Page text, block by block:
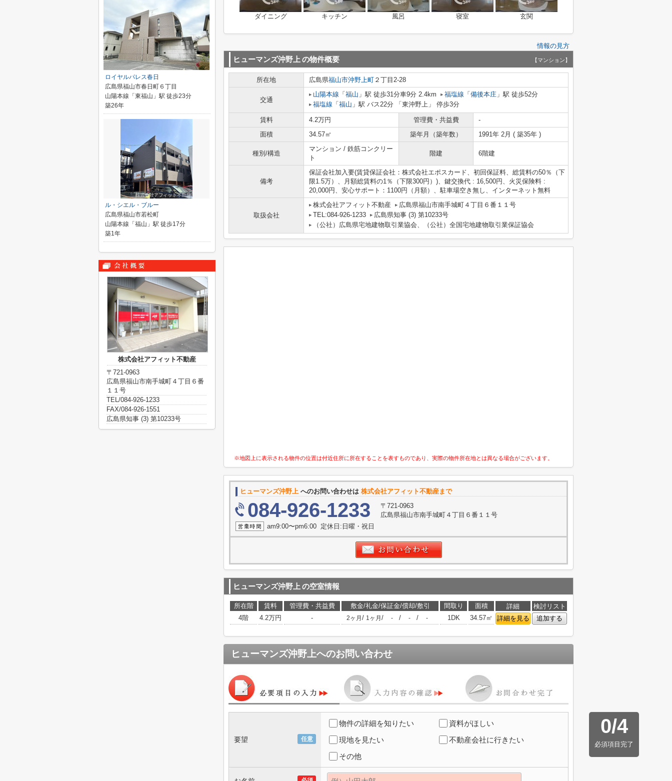
ダイニング キッチン 風呂 寝室 玄関
情報の見方
ヒューマンズ沖野上 の物件概要 【マンション】
所在地 広島県福山市沖野上町 ２丁目2-28
交通
山陽本線 「 福山 」駅 徒歩31分車9分 2.4km 福塩線 「 備後本庄 」駅 徒歩52分
福塩線 「 福山 」駅 バス22分 「東沖野上」 停歩3分
賃料 4.2万円 管理費・共益費
-
面積
34.57㎡ 築年月（築年数） 1991年 2月 ( 築35年 )
種別/構造
マンション / 鉄筋コンクリー
ト
階建 6階建
備考
保証会社加入要(賃貸保証会社：株式会社エポスカード、初回保証料、総賃料の50％（下
限1.5万）、月額総賃料の1％（下限300円）)、鍵交換代 : 16,500円、火災保険料 :
20,000円、安心サポート：1100円（月額）、駐車場空き無し、インターネット無料
取扱会社
株式会社アフィット不動産
広島県福山市南手城町４丁目６番１１号
TEL:084-926-1233
広島県知事 (3) 第10233号
（公社）広島県宅地建物取引業協会、（公社）全国宅地建物取引業保証協会
※地図上に表示される物件の位置は付近住所に所在することを表すものであり、実際の物件所在地とは異なる場合がございます。
ヒューマンズ沖野上 へのお問い合わせは 株式会社アフィット不動産まで
084-926-1233
〒721-0963
広島県福山市南手城町４丁目６番１１号
am9:00〜pm6:00 定休日:日曜・祝日
ヒューマンズ沖野上 の空室情報
所在階 賃料 管理費・共益費 敷金/礼金/保証金/償却/敷引 間取り 面積 詳細
検討リスト
4階
4.2万円 - 2ヶ月 / 1ヶ月 / - / - / - 1DK 34.57㎡ 詳細を見る 追加する
ヒューマンズ沖野上へのお問い合わせ
0/4
必須項目完了
任意
要望
物件の詳細を知りたい
資料がほしい
現地を見たい
不動産会社に行きたい
その他
ロイヤルパレス春日
広島県福山市春日町６丁目
山陽本線「東福山」駅 徒歩23分
築26年
ル・シエル・ブルー
広島県福山市若松町
山陽本線「福山」駅 徒歩17分
築1年
株式会社アフィット不動産
〒721-0963
広島県福山市南手城町４丁目６番
１１号
TEL/084-926-1233
FAX/084-926-1551
広島県知事 (3) 第10233号